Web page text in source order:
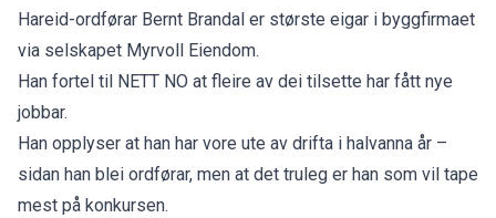
Hareid-ordførar Bernt Brandal er største eigar i byggfirmaet
via selskapet Myrvoll Eiendom.
Han fortel til NETT NO at fleire av dei tilsette har fått nye
jobbar.
Han opplyser at han har vore ute av drifta i halvanna år –
sidan han blei ordførar, men at det truleg er han som vil tape
mest på konkursen.